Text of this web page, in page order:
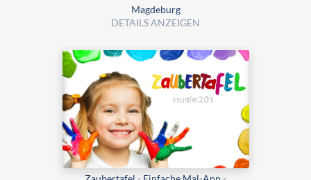
Magdeburg
DETAILS ANZEIGEN